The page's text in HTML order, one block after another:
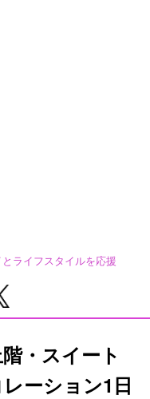
ライフスタイルを応援
・スイート
ーション1日